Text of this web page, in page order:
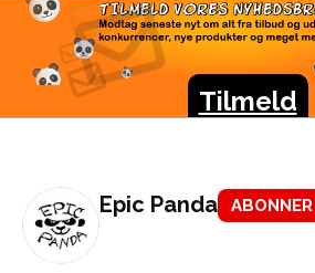
TILMELD
Modtag seneste nyt om alt
konkurrencer, nye produkter og
Tilmeld
Epic Panda ABONNER